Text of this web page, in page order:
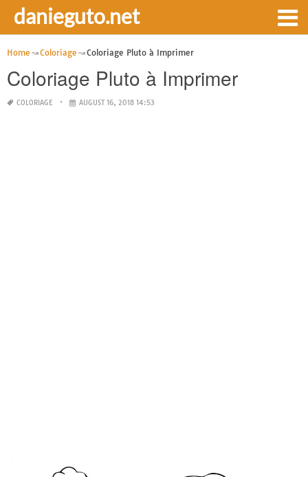
danieguto.net
Home Coloriage Coloriage Pluto à Imprimer
Coloriage Pluto à Imprimer
COLORIAGE AUGUST 16, 2018 14:53